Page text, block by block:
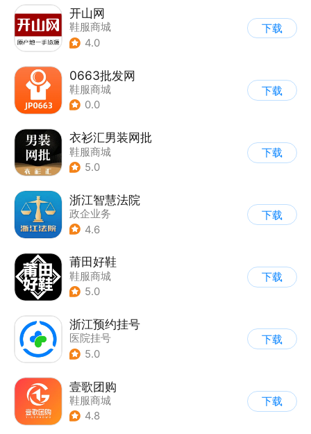
开山网
鞋服商城
4.0
下载
0663批发网
鞋服商城
0.0
下载
衣衫汇男装网批
鞋服商城
5.0
下载
浙江智慧法院
政企业务
4.6
下载
莆田好鞋
鞋服商城
5.0
下载
浙江预约挂号
医院挂号
5.0
下载
壹歌团购
鞋服商城
4.8
下载